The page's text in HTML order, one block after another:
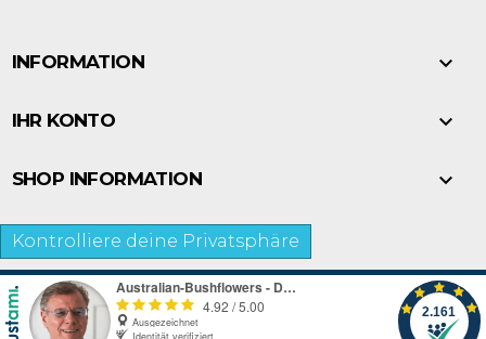
INFORMATION 
IHR KONTO 
SHOP INFORMATION 
Kontrolliere deine Privatsphäre